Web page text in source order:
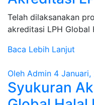
Telah dilaksanakan
akreditasi LPH Global
Baca Lebih Lanjut
Oleh Admin 4 Januari,
Syukuran